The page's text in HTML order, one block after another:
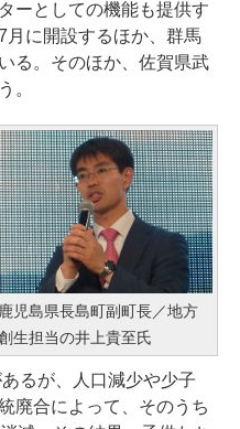
ーとしての機能も提供す
月に開設するほか、群馬
る。そのほか、佐賀県武
。
鹿児島県長島町副町長／地方
生担当の井上貴至氏
るが、人口減少や少子
廃合によって、そのうち